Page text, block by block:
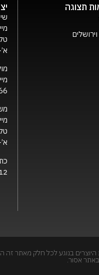
תצוגה
א’-
א’-
12 קרית גת,
בנוגע לכל חלק מאתר זה
אסור.